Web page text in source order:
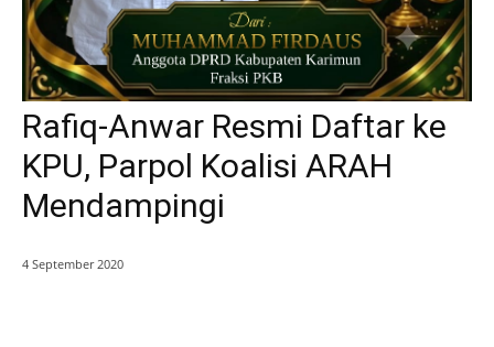
Rafiq-Anwar Resmi Daftar ke
KPU, Parpol Koalisi ARAH
Mendampingi
4 September 2020